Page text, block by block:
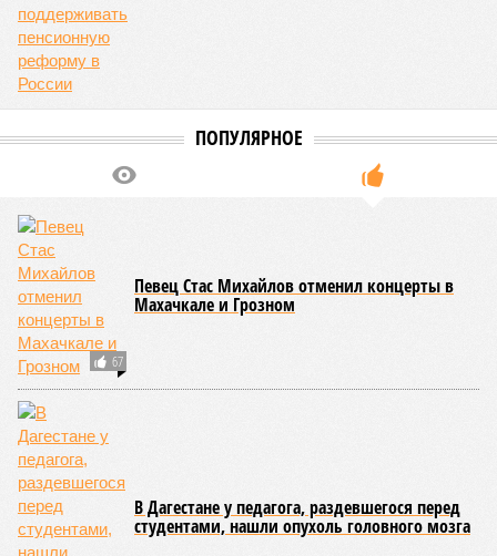
каменно-арочного моста полностью прервано сообщение с
селом Буршаг, и возобновить движение там рассчитывают
лишь к 17 июля.
В Гунибском районе на стратегической дороге «Гуниб –
пути к мостовому переходу, в результате чего от внешнего
мира оказались отрезаны сразу шесть населённых
пунктов. Ещё четыре посёлка лишились транспортного
сообщения в Лакском районе, где в настоящий момент
функционирует временная схема движения.
На региональной трассе «Мамраш – Ташкапур –
Араканский мост», пролегающей по Гергебильскому району,
водная стихия размыла дорожное полотно на семи
различных отрезках, и весь автомобильный поток был
вынужденно пущен по альтернативным маршрутам до тех
пор, пока не спадёт уровень воды в реке Кара-Койсу, что
ожидается не ранее 17 июля.
В Дахадаевском районе транспортное сообщение с одним
из сёл прервано из-за масштабного оползня, сошедшего на
проезжую часть дороги Ашты – Дирбакмахи, и открыть
движение там планируют лишь 18 июля. В Рутульском